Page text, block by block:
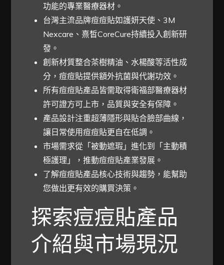
功能的專業醫療器材。
台灣主流品牌痘痘貼如護妍天使、3M
Nexcare、熹皙CoreCure持續投入創新研
發。
創新材質整合茶樹精油、水楊酸等活性成
分，痘痘貼提供額外抗菌與代謝功效。
所有痘痘貼產品皆需取得衛福部醫療器材
許可證方可上市，品質與安全有保障。
產品設計注重超薄隱形與貼合臉部曲線，
讓日常使用痘痘貼更自在低調。
市場需求從「被動遮瑕」進化到「主動積
極護理」，推動痘痘貼產業發展。
了解痘痘貼產品核心技術與趨勢，能幫助
您做出更有效的購買決策。
探索痘痘貼產品
介紹與市場現況